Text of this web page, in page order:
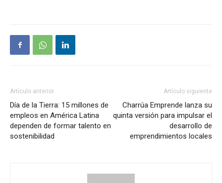
Artículo anterior
Día de la Tierra: 15 millones de
empleos en América Latina
dependen de formar talento en
sostenibilidad
Artículo siguiente
Charrúa Emprende lanza su
quinta versión para impulsar el
desarrollo de
emprendimientos locales